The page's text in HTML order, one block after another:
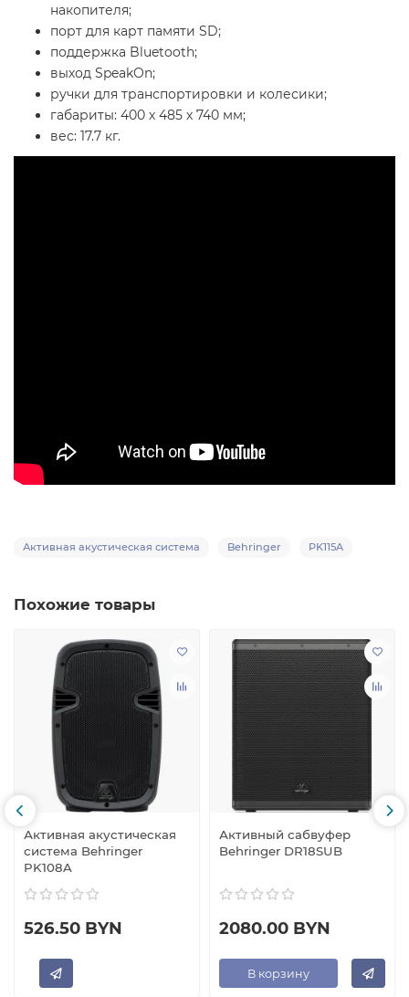
накопителя;
порт для карт памяти SD;
поддержка Bluetooth;
выход SpeakOn;
ручки для транспортировки и колесики;
габариты: 400 х 485 х 740 мм;
вес: 17.7 кг.
Активная акустическая система Behringer PK115A
Похожие товары
Активная акустическая
система Behringer
PK108A
526.50 BYN
Активный сабвуфер
Behringer DR18SUB
2080.00 BYN
В корзину